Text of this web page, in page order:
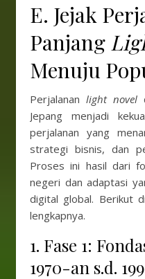
E. Jejak
Panjang
Menuju
Perjalanan light novel
Jepang menjadi
perjalanan yang
strategi bisnis, dan
Proses ini hasil dari
negeri dan adaptasi
digital global. Berikut
lengkapnya.
1. Fase 1:
1970-an s.d.